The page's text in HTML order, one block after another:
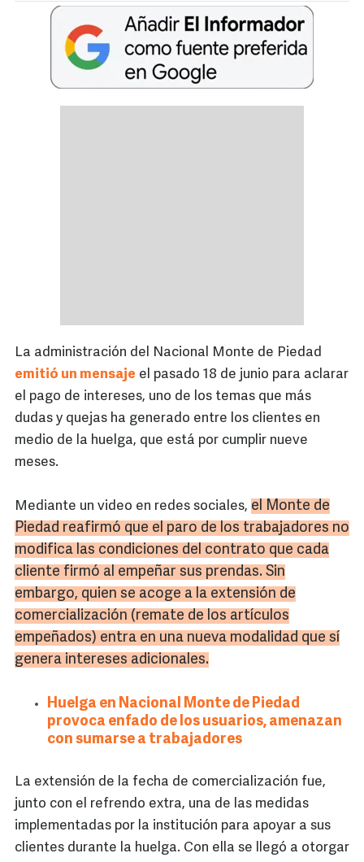
La administración del Nacional Monte de Piedad
emitió un mensaje el pasado 18 de junio para aclarar
el pago de intereses, uno de los temas que más
dudas y quejas ha generado entre los clientes en
medio de la huelga, que está por cumplir nueve
meses.
Mediante un video en redes sociales, el Monte de
Piedad reafirmó que el paro de los trabajadores no
modifica las condiciones del contrato que cada
cliente firmó al empeñar sus prendas. Sin
embargo, quien se acoge a la extensión de
comercialización (remate de los artículos
empeñados) entra en una nueva modalidad que sí
genera intereses adicionales.
Huelga en Nacional Monte de Piedad
provoca enfado de los usuarios, amenazan
con sumarse a trabajadores
La extensión de la fecha de comercialización fue,
junto con el refrendo extra, una de las medidas
implementadas por la institución para apoyar a sus
clientes durante la huelga. Con ella se llegó a otorgar